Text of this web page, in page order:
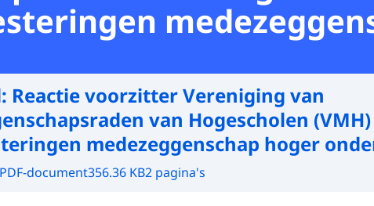
Reactie voorzitter Vereniging van
van Hogescholen
medezeggenschap hoger
PDF-document356.36 KB2 pagina's